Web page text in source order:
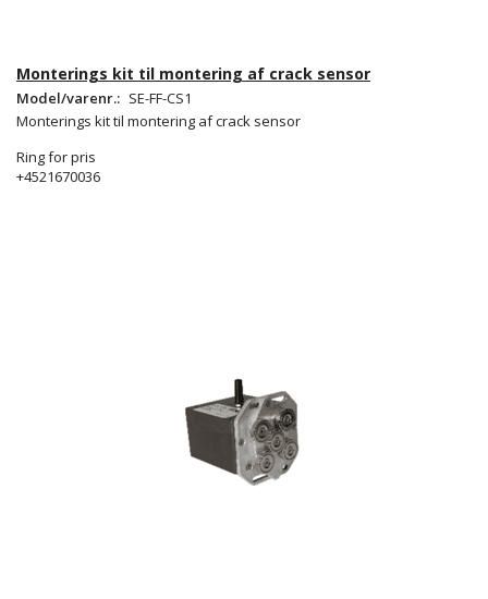
Monterings kit til montering af crack sensor
Model/varenr.: SE-FF-CS1
Monterings kit til montering af crack sensor
Ring for pris
+4521670036